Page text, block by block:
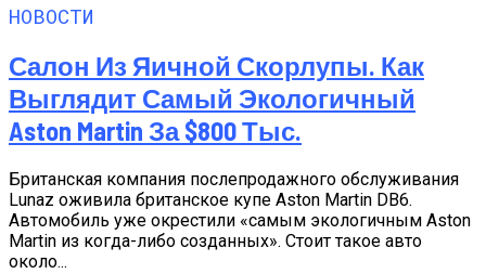
НОВОСТИ
Салон Из Яичной Скорлупы. Как
Выглядит Самый Экологичный
Aston Martin За $800 Тыс.
Британская компания послепродажного обслуживания
Lunaz оживила британское купе Aston Martin DB6.
Автомобиль уже окрестили «самым экологичным Aston
Martin из когда-либо созданных». Стоит такое авто
около...